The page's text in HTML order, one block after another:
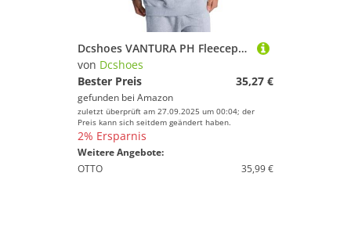
Dcshoes VANTURA PH Fleecepullover Grau
von Dcshoes
Bester Preis
35,27 €
gefunden bei Amazon
zuletzt überprüft am 27.09.2025 um 00:04; der
Preis kann sich seitdem geändert haben.
2% Ersparnis
Weitere Angebote:
OTTO
35,99 €